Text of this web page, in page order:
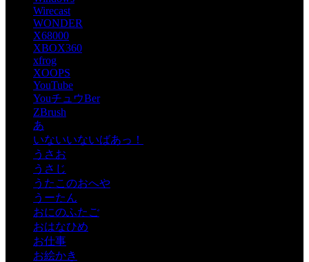
Wirecast
WONDER
X68000
XBOX360
xfrog
XOOPS
YouTube
YouチュウBer
ZBrush
あ
いないいないばあっ！
うさお
うさじ
うたこのおへや
うーたん
おにのふたご
おはなひめ
お仕事
お絵かき